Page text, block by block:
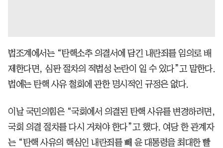
법조계에서는 “탄핵소추 의결서에 담긴 내란죄를 임의로 배
제한다면, 심판 절차의 적법성 논란이 일 수 있다”고 말한다.
법에는 탄핵 사유 철회에 관한 명시적인 규정은 없다.
이날 국민의힘은 “국회에서 의결된 탄핵 사유를 변경하려면,
국회 의결 절차를 다시 거쳐야 한다”고 했다. 여당 한 관계자
는 “탄핵 사유의 핵심인 내란죄를 빼 윤 대통령을 최대한 빨